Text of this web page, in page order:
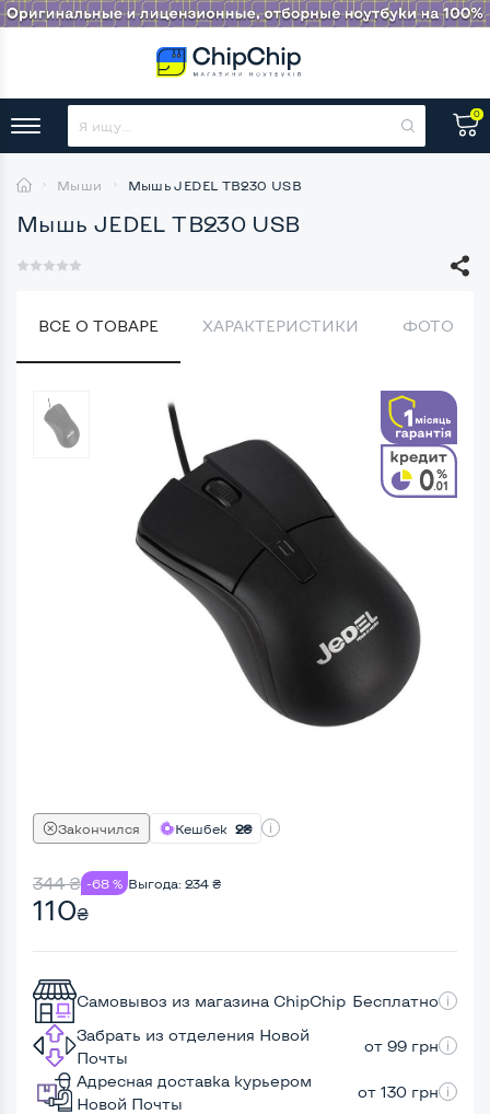
0
Мыши Мышь JEDEL TB230 USB
Мышь JEDEL TB230 USB
ВСЕ О ТОВАРЕ ХАРАКТЕРИСТИКИ ФОТО
Закончился Кешбек 2₴
344₴ -68 % Выгода: 234 ₴
110₴
Самовывоз из магазина ChipChip Бесплатно
Забрать из отделения Новой
Почты
от 99 грн
Адресная доставка курьером
Новой Почты
от 130 грн